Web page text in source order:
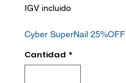
IGV incluido
Cyber SuperNail 25%OFF
Cantidad *